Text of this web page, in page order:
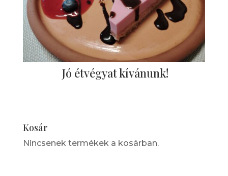
Jó étvégyat kívánunk!
Kosár
Nincsenek termékek a kosárban.